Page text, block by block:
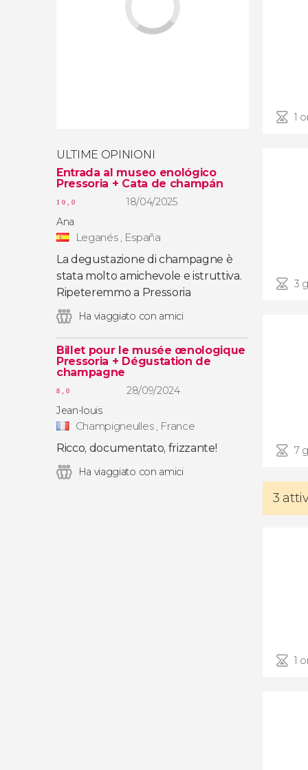
ULTIME OPINIONI
Entrada al museo enológico
Pressoria + Cata de champán
10,0
18/04/2025
Ana
Leganés , España
La degustazione di champagne è
stata molto amichevole e istruttiva.
Ripeteremmo a Pressoria
Ha viaggiato con amici
Billet pour le musée œnologique
Pressoria + Dégustation de
champagne
8,0
28/09/2024
Jean-louis
Champigneulles , France
Ricco, documentato, frizzante!
Ha viaggiato con amici
1
3
7
3
1